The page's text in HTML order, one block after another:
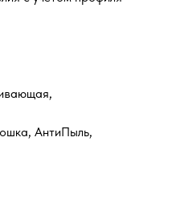
АнтиПыль,